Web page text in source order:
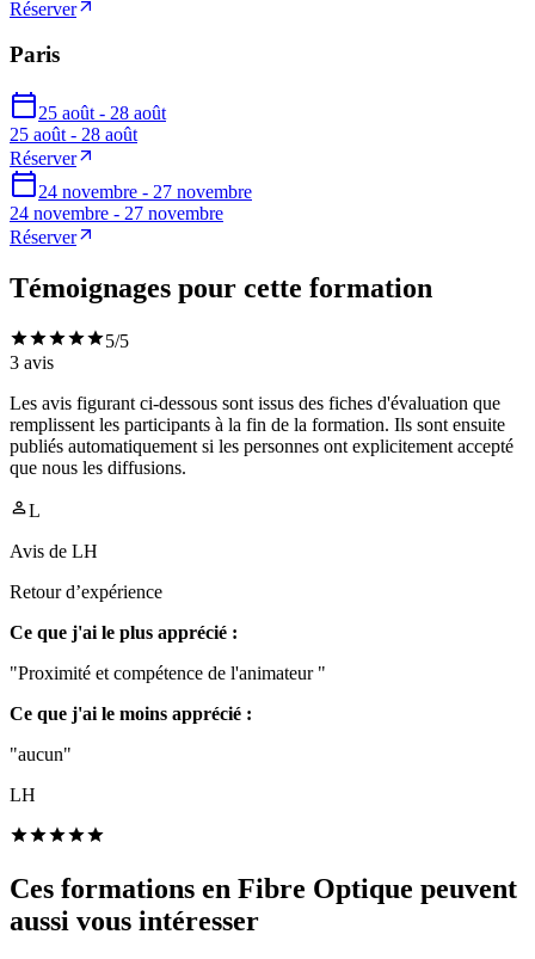
Réserver
Paris
25 août - 28 août
25 août - 28 août
Réserver
24 novembre - 27 novembre
24 novembre - 27 novembre
Réserver
Témoignages pour cette formation
5/5
3 avis
Les avis figurant ci-dessous sont issus des fiches d'évaluation que
remplissent les participants à la fin de la formation. Ils sont ensuite
publiés automatiquement si les personnes ont explicitement accepté
que nous les diffusions.
L
Avis de LH
Retour d’expérience
Ce que j'ai le plus apprécié :
"Proximité et compétence de l'animateur "
Ce que j'ai le moins apprécié :
"aucun"
LH
Ces formations en Fibre Optique peuvent
aussi vous intéresser